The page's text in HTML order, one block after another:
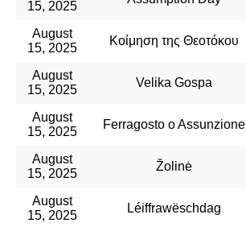
15, 2025
August
15, 2025
Κοίμηση της Θεοτόκου
August
15, 2025
Velika Gospa
August
15, 2025
Ferragosto o Assunzione
August
15, 2025
Žolinė
August
15, 2025
Léiffrawëschdag